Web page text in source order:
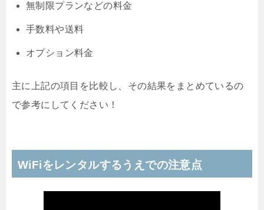
無制限プランなどの料金
手数料や送料
オプション料金
主に上記の項目を比較し、その結果をまとめているの
で参考にしてください！
WiFiをレンタルするうえでの注意点